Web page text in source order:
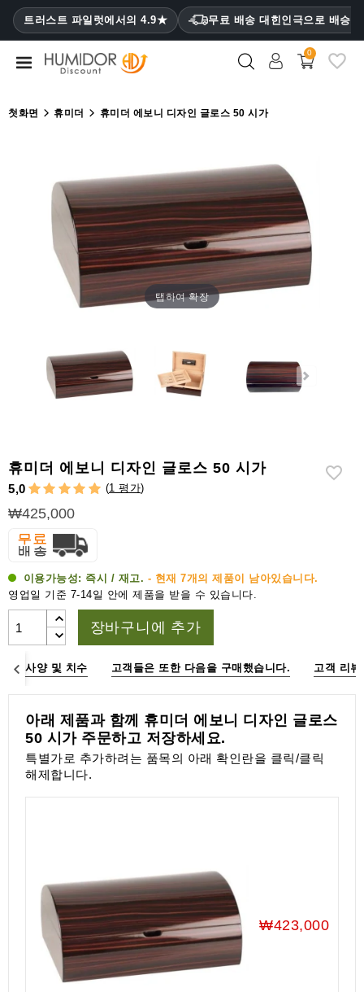
트러스트 파일럿에서의 4.9★ 무료 배송 대힌인극으로 배승
CATEGORY
휴
시
저
&
습
도
계
기
0
첫화면 휴미더 휴미더 에보니 디자인 글로스 50 시가
탭하여 확장
휴미더 에보니 디자인 글로스 50 시가
5,0 (1 평가)
₩425,000
이용가능성: 즉시 / 재고. - 현재 7개의 제품이 남아있습니다.
영업일 기준 7-14일 안에 제품을 받을 수 있습니다.
장바구니에 추가
사양 및 치수 고객들은 또한 다음을 구매했습니다. 고객 리뷰
아래 제품과 함께 휴미더 에보니 디자인 글로스
50 시가 주문하고 저장하세요.
특별가로 추가하려는 품목의 아래 확인란을 클릭/클릭
해제합니다.
₩423,000